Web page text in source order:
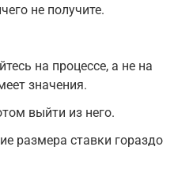
не получите.
на процессе, а не на
значения.
выйти из него.
размера ставки гораздо